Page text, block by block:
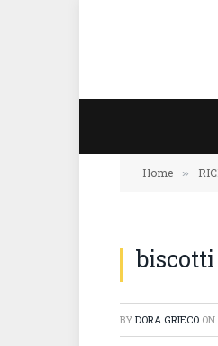
Home »
BY DORA GRIECO ON